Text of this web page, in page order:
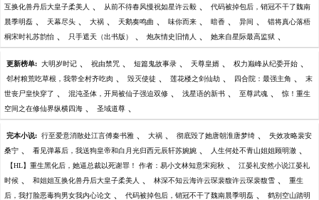
互换化兽丹后大皇子柔美人 、 从前不待春风慢祝如星许云毅 、 代码被掉包后，销冠不干了魏南
晨季明磊 、 天幕尽头 、 大祸 、 天鹅奏鸣曲 、 味你而来 、 暗香 、 异间 、 错将真心落梧
桐宋时礼苏韵怡 、 只手遮天（出书版） 、 炮灰情史旧情人 、 她来自星际最高监狱 、
更新榜单: 大明岁时记 、 祝由禁咒 、 短篇鬼故事录 、 天尊皇婿 、 权力巅峰从纪委开始 、
邻村粮荒吃草根，我带全村齐吃肉 、 毁灭使徒 、 莲花楼之剑仙劫 、 四合院：最强主角 、 末
世丧尸皇快穿了 、 混沌圣体，开局被仙子强迫双修 、 浅星语的新书 、 至尊武魂 、 惊！重生
空间之在修仙界纵横四海 、 圣域道尊 、
完本小说: 行至爱意消散处江言傅秦书雅 、 大祸 、 彻底毁了她唐朝淮唐梦绮 、 失效攻略裴安
桑宁 、 看见弹幕后，我送狗皇帝和白月光归西元辰轩苏婉婉 、 人生何处不青山姐姐顾明澈 、
【HL】重生黑化后，她逼总裁以死谢罪！ 作者：易小文林知意宋宛秋 、 江晏礼安然小说江晏礼
时候 、 和姐姐互换化兽丹后大皇子柔美人 、 林深不知云海许云琛裴馥许云琛裴馥雪 、 重生
后，我打脸恶毒狗男女我内心论文 、 代码被掉包后，销冠不干了魏南晨季明磊 、 鹤别空山踏明